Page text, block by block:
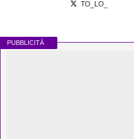
TO_LO_
PUBBLICITÀ